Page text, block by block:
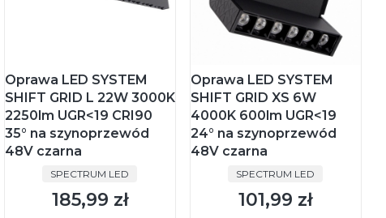
Oprawa LED SYSTEM
SHIFT GRID L 22W 3000K
2250lm UGR<19 CRI90
35° na szynoprzewód
48V czarna
PRODUCENT
SPECTRUM LED
Cena
185,99 zł
Oprawa LED SYSTEM
SHIFT GRID XS 6W
4000K 600lm UGR<19
24° na szynoprzewód
48V czarna
PRODUCENT
SPECTRUM LED
Cena
101,99 zł